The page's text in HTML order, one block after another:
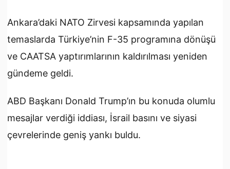
Ankara’daki NATO Zirvesi kapsamında yapılan
temaslarda Türkiye’nin F-35 programına dönüşü
ve CAATSA yaptırımlarının kaldırılması yeniden
gündeme geldi.
ABD Başkanı Donald Trump’ın bu konuda olumlu
mesajlar verdiği iddiası, İsrail basını ve siyasi
çevrelerinde geniş yankı buldu.